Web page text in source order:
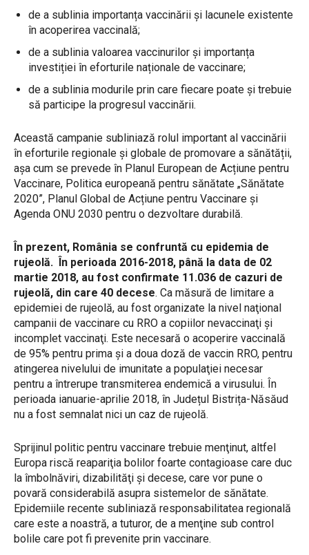
de a sublinia importanța vaccinării și lacunele existente
în acoperirea vaccinală;
de a sublinia valoarea vaccinurilor și importanța
investiției în eforturile naționale de vaccinare;
de a sublinia modurile prin care fiecare poate și trebuie
să participe la progresul vaccinării.
Această campanie subliniază rolul important al vaccinării
în eforturile regionale și globale de promovare a sănătății,
așa cum se prevede în Planul European de Acțiune pentru
Vaccinare, Politica europeană pentru sănătate „Sănătate
2020”, Planul Global de Acțiune pentru Vaccinare și
Agenda ONU 2030 pentru o dezvoltare durabilă.
În prezent, România se confruntă cu epidemia de
rujeolă. În perioada 2016-2018, până la data de 02
martie 2018, au fost confirmate 11.036 de cazuri de
rujeolă, din care 40 decese. Ca măsură de limitare a
epidemiei de rujeolă, au fost organizate la nivel naţional
campanii de vaccinare cu RRO a copiilor nevaccinaţi şi
incomplet vaccinaţi. Este necesară o acoperire vaccinală
de 95% pentru prima şi a doua doză de vaccin RRO, pentru
atingerea nivelului de imunitate a populaţiei necesar
pentru a întrerupe transmiterea endemică a virusului. În
perioada ianuarie-aprilie 2018, în Județul Bistrița-Năsăud
nu a fost semnalat nici un caz de rujeolă.
Sprijinul politic pentru vaccinare trebuie menţinut, altfel
Europa riscă reapariţia bolilor foarte contagioase care duc
la îmbolnăviri, dizabilităţi şi decese, care vor pune o
povară considerabilă asupra sistemelor de sănătate.
Epidemiile recente subliniază responsabilitatea regională
care este a noastră, a tuturor, de a menţine sub control
bolile care pot fi prevenite prin vaccinare.